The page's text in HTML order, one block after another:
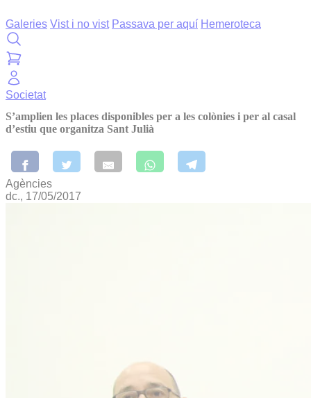
Galeries Vist i no vist Passava per aquí Hemeroteca
Societat
S’amplien les places disponibles per a les colònies i per al casal
d’estiu que organitza Sant Julià
Agències
dc., 17/05/2017